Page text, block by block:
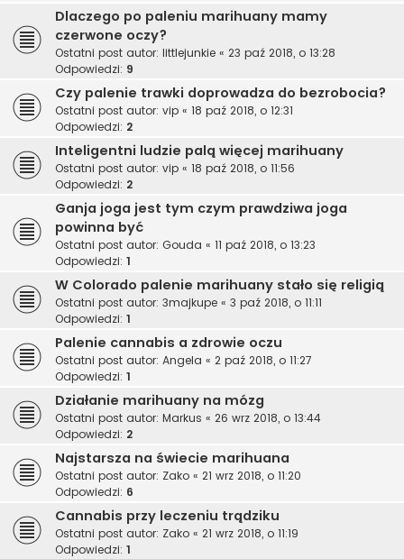
Dlaczego po paleniu marihuany mamy
czerwone oczy?
Ostatni post autor: littlejunkie « 23 paź 2018, o 13:28
Odpowiedzi: 9
Czy palenie trawki doprowadza do bezrobocia?
Ostatni post autor: vip « 18 paź 2018, o 12:31
Odpowiedzi: 2
Inteligentni ludzie palą więcej marihuany
Ostatni post autor: vip « 18 paź 2018, o 11:56
Odpowiedzi: 2
Ganja joga jest tym czym prawdziwa joga
powinna być
Ostatni post autor: Gouda « 11 paź 2018, o 13:23
Odpowiedzi: 1
W Colorado palenie marihuany stało się religią
Ostatni post autor: 3majkupe « 3 paź 2018, o 11:11
Odpowiedzi: 1
Palenie cannabis a zdrowie oczu
Ostatni post autor: Angela « 2 paź 2018, o 11:27
Odpowiedzi: 1
Działanie marihuany na mózg
Ostatni post autor: Markus « 26 wrz 2018, o 13:44
Odpowiedzi: 2
Najstarsza na świecie marihuana
Ostatni post autor: Zako « 21 wrz 2018, o 11:20
Odpowiedzi: 6
Cannabis przy leczeniu trądziku
Ostatni post autor: Zako « 21 wrz 2018, o 11:19
Odpowiedzi: 1